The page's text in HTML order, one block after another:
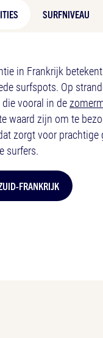
SURFNIVEAU
in Frankrijk
surfspots. Op
vooral in de
waard zijn om te
zorgt voor
surfers.
FRANKRIJK